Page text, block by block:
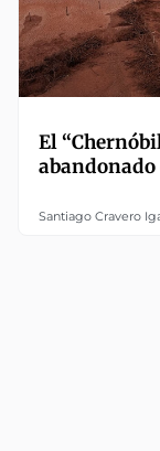
El
Santiago Cravero